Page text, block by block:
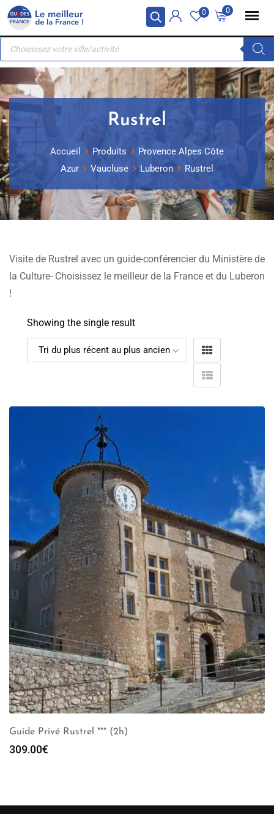
Panneau de gestion des cookies
Skip
content
0
0
Recherche
produits
Rustrel
Accueil Produits
Provence Alpes Côte
Azur
Vaucluse Luberon Rustrel
Visite de Rustrel avec un guide-conférencier du Ministère de
la Culture- Choisissez le meilleur de la France et du Luberon
!
Showing the single result
Guide Privé Rustrel *** (2h)
309.00€